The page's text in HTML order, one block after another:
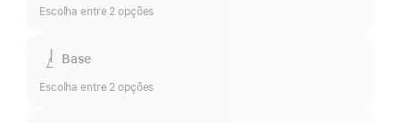
Escolha entre 2 opções
Base
Escolha entre 2 opções